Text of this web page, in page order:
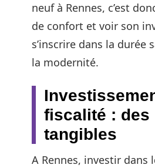
neuf à Rennes, c’est
de confort et voir son
s’inscrire dans la durée
la modernité.
fiscalité : des
tangibles
A Rennes, investir dans